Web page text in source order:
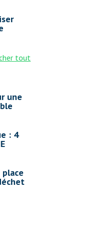
tout
une
: 4